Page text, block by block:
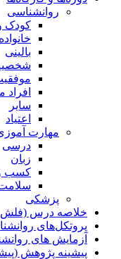
روانشناسی
کودک
بالینی
افراد
سایر
اعتیاد
مهارت
درسی
زبان
کسب و
سلامت
پزشکی
خلاصه درس
پروتکل‌های
آزمایش های
پیشینه پژوهش